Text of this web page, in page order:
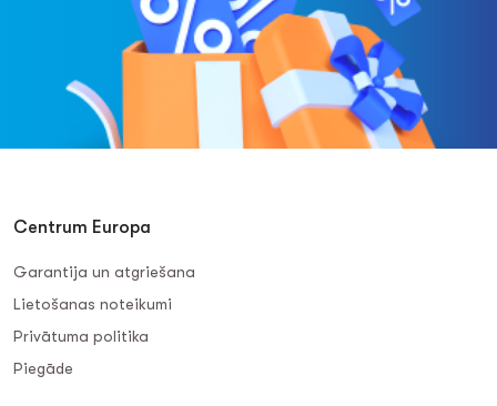
Centrum Europa
Garantija un atgriešana
Lietošanas noteikumi
Privātuma politika
Piegāde